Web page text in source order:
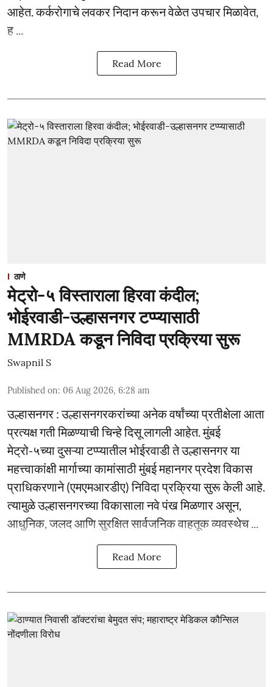
आहेत. कर्करोगाचे लवकर निदान करून वेळेत उपचार मिळावेत,
ह ...
Read More
ठाणे
मेट्रो-५ विस्ताराला हिरवा कंदील;
भोईरवाडी-उल्हासनगर टप्प्यासाठी
MMRDA कडून निविदा प्रक्रिया सुरू
Swapnil S
Published on: 06 Aug 2026, 6:28 am
उल्हासनगर : उल्हासनगरकरांच्या अनेक वर्षांच्या प्रतीक्षेला आता
प्रत्यक्ष गती मिळण्याची चिन्हे दिसू लागली आहेत. मुंबई
मेट्रो-५च्या दुसऱ्या टप्प्यातील भोईरवाडी ते उल्हासनगर या
महत्त्वाकांक्षी मार्गाच्या कामांसाठी मुंबई महानगर प्रदेश विकास
प्राधिकरणाने (एमएमआरडीए) निविदा प्रक्रिया सुरू केली आहे.
त्यामुळे उल्हासनगरच्या विकासाला नवे पंख मिळणार असून,
आधुनिक, जलद आणि सुरक्षित सार्वजनिक वाहतूक व्यवस्थेच ...
Read More